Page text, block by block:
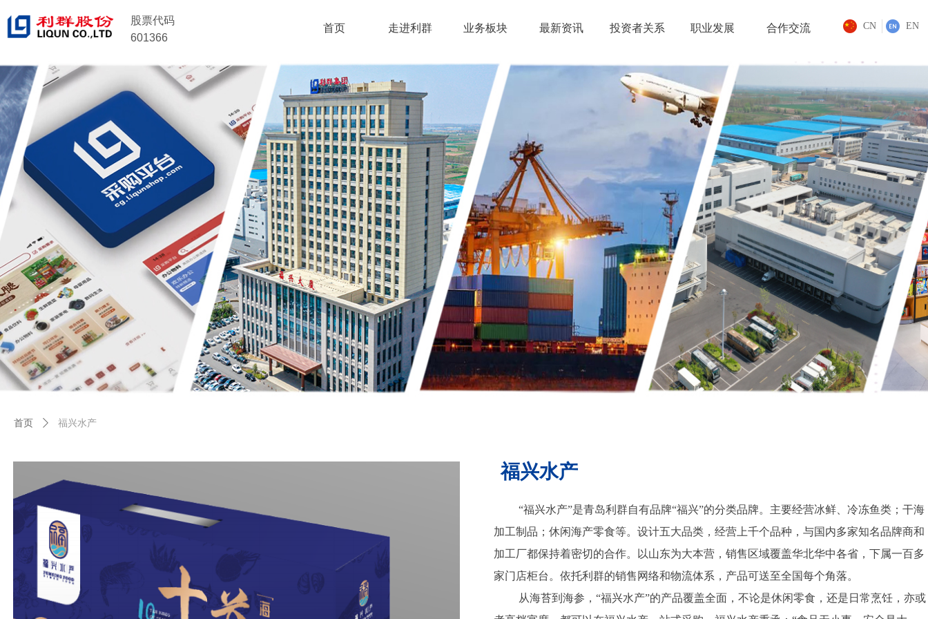
首页 走进利群 业务板块 最新资讯 投资者关系 职业发展 合作交流 CN EN
股票代码
601366
首页 ꄲ 福兴水产
福兴水产
“福兴水产”是青岛利群自有品牌“福兴”的分类品牌。主要经营冰鲜、冷冻鱼类；干海
加工制品；休闲海产零食等。设计五大品类，经营上千个品种，与国内多家知名品牌商和
加工厂都保持着密切的合作。以山东为大本营，销售区域覆盖华北华中各省，下属一百多
家门店柜台。依托利群的销售网络和物流体系，产品可送至全国每个角落。
从海苔到海参，“福兴水产”的产品覆盖全面，不论是休闲零食，还是日常烹饪，亦或